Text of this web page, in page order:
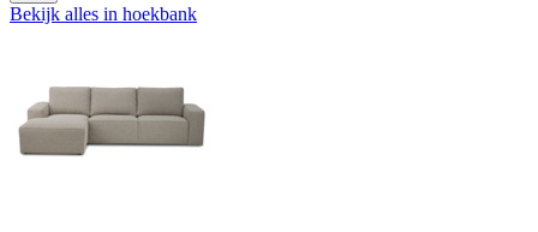
Bekijk alles in hoekbank